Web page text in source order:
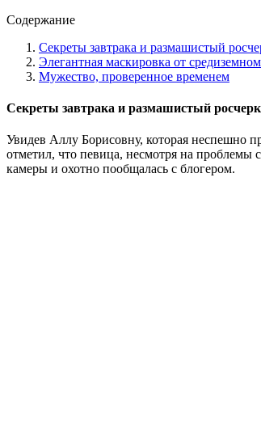
Содержание
Секреты завтрака и размашистый
Элегантная маскировка от
Мужество, проверенное временем
Секреты завтрака и размашистый росчерк
Увидев Аллу Борисовну, которая неспешно
отметил, что певица, несмотря на проблемы
камеры и охотно пообщалась с блогером.